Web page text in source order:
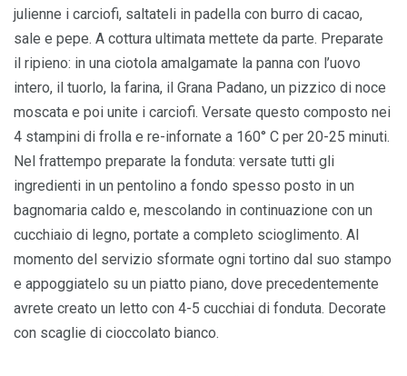
julienne i carciofi, saltateli in padella con burro di cacao,
sale e pepe. A cottura ultimata mettete da parte. Preparate
il ripieno: in una ciotola amalgamate la panna con l’uovo
intero, il tuorlo, la farina, il Grana Padano, un pizzico di noce
moscata e poi unite i carciofi. Versate questo composto nei
4 stampini di frolla e re-infornate a 160° C per 20-25 minuti.
Nel frattempo preparate la fonduta: versate tutti gli
ingredienti in un pentolino a fondo spesso posto in un
bagnomaria caldo e, mescolando in continuazione con un
cucchiaio di legno, portate a completo scioglimento. Al
momento del servizio sformate ogni tortino dal suo stampo
e appoggiatelo su un piatto piano, dove precedentemente
avrete creato un letto con 4-5 cucchiai di fonduta. Decorate
con scaglie di cioccolato bianco.